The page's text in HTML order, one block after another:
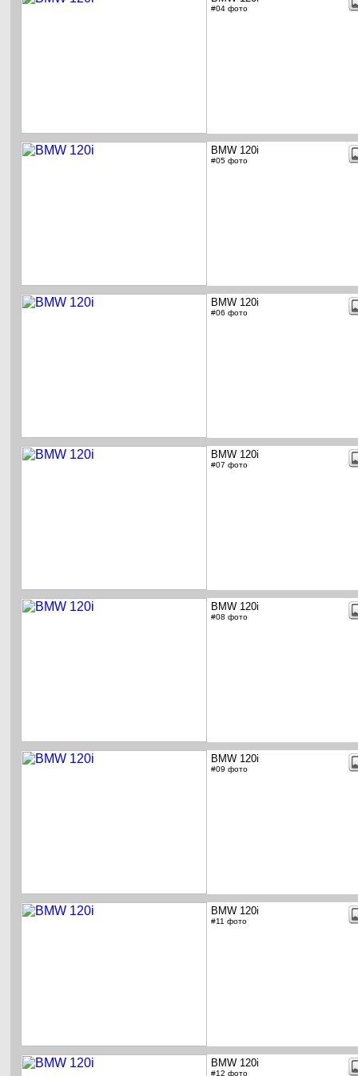
#04 фото
BMW 120i
#05 фото
BMW 120i
#06 фото
BMW 120i
#07 фото
BMW 120i
#08 фото
BMW 120i
#09 фото
BMW 120i
#11 фото
BMW 120i
#12 фото